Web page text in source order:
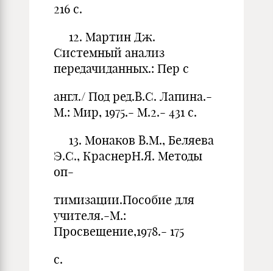
216 с.
12. Мартин Дж.
Системный анализ
передачиданных.: Пер с
англ./ Под ред.В.С. Лапина.-
М.: Мир, 1975.- М.2.- 431 с.
13. Монаков В.М., Беляева
Э.С., КраснерН.Я. Методы
оп-
тимизации.Пособие для
учителя.-М.:
Просвещение,1978.- 175
с.